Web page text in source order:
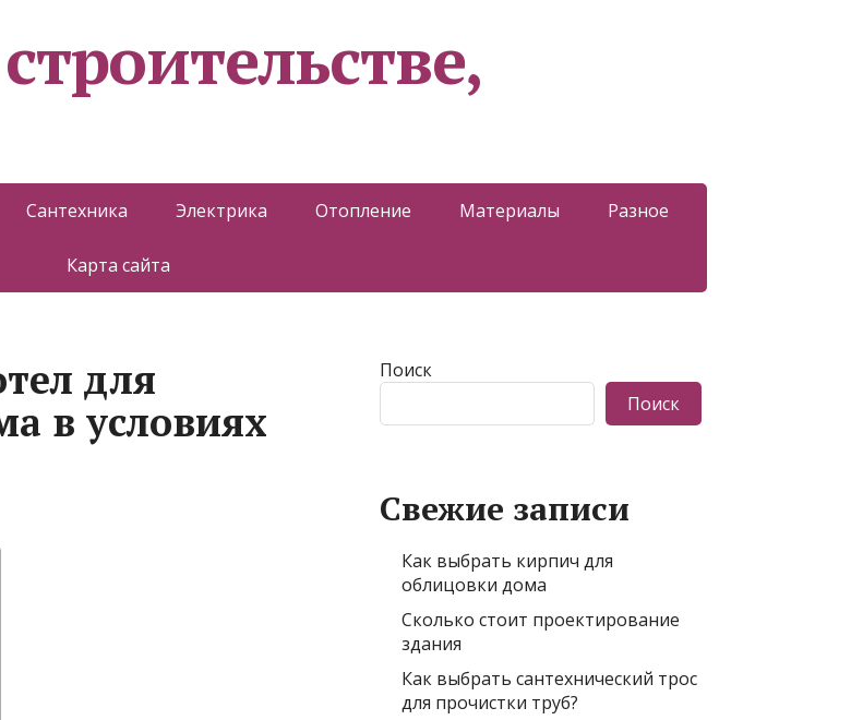
Сантехника Электрика Отопление Материалы Разное
Карта сайта
для
в условиях
Поиск
Поиск
Свежие записи
Как выбрать кирпич для
облицовки дома
Сколько стоит проектирование
здания
Как выбрать сантехнический трос
для прочистки труб?